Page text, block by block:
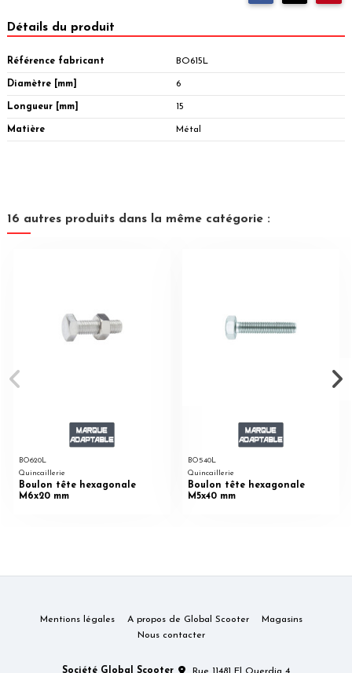
Détails du produit
Référence fabricant BO615L
Diamètre [mm] 6
Longueur [mm] 15
Matière Métal
16 autres produits dans la même catégorie :
BO620L
Quincaillerie
Boulon tête hexagonale
M6x20 mm
BO540L
Quincaillerie
Boulon tête hexagonale
M5x40 mm
Mentions légales A propos de Global Scooter
Magasins
Nous contacter
Société Global Scooter